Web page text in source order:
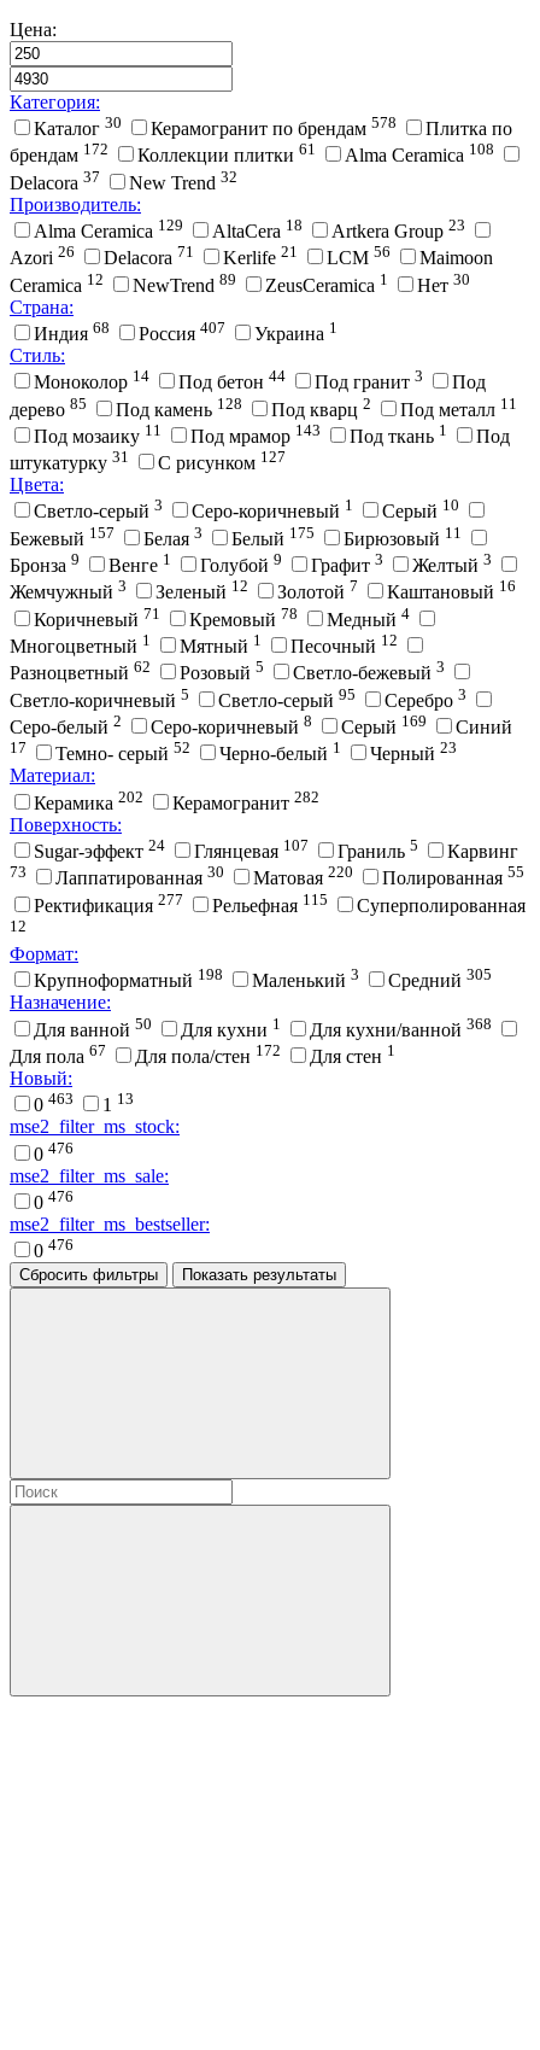
Цена:
Категория:
Каталог 30 Керамогранит по брендам 578
Плитка по
брендам 172 Коллекции плитки 61 Alma Ceramica 108
Delacora 37 New Trend 32
Производитель:
Alma Ceramica 129 AltaCera 18 Artkera Group 23
Azori 26 Delacora 71 Kerlife 21 LCM 56
Maimoon
Ceramica 12 NewTrend 89 ZeusCeramica 1 Нет 30
Страна:
Индия 68 Россия 407 Украина 1
Стиль:
Моноколор 14 Под бетон 44 Под гранит 3
Под
дерево 85 Под камень 128 Под кварц 2 Под металл 11
Под мозаику 11 Под мрамор 143 Под ткань 1
Под
штукатурку 31 С рисунком 127
Цвета:
Cветло-серый 3 Cеро-коричневый 1 Cерый 10
Бежевый 157 Белая 3 Белый 175 Бирюзовый 11
Бронза 9 Венге 1 Голубой 9 Графит 3 Желтый 3
Жемчужный 3 Зеленый 12 Золотой 7 Каштановый 16
Коричневый 71 Кремовый 78 Медный 4
Многоцветный 1 Мятный 1 Песочный 12
Разноцветный 62 Розовый 5 Светло-бежевый 3
Светло-коричневый 5 Светло-серый 95 Серебро 3
Серо-белый 2 Серо-коричневый 8 Серый 169 Синий
17 Темно- серый 52 Черно-белый 1 Черный 23
Материал:
Керамика 202 Керамогранит 282
Поверхность:
Sugar-эффект 24 Глянцевая 107 Граниль 5 Карвинг
73 Лаппатированная 30 Матовая 220 Полированная 55
Ректификация 277 Рельефная 115 Суперполированная
12
Формат:
Крупноформатный 198 Маленький 3 Средний 305
Назначение:
Для ванной 50 Для кухни 1 Для кухни/ванной 368
Для пола 67 Для пола/стен 172 Для стен 1
Новый:
0 463 1 13
mse2_filter_ms_stock:
0 476
mse2_filter_ms_sale:
0 476
mse2_filter_ms_bestseller:
0 476
Сбросить фильтры
Показать результаты